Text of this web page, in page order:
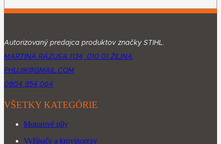
Autorizovaný predajca produktov značky STIHL.
MARTINA RÁZUSA 1134, 010 01 ŽILINA
PHUJIK@GMAIL.COM
0904 954 064
VŠETKY KATEGÓRIE
Motorové píly
Vyžínače a krovinorezy